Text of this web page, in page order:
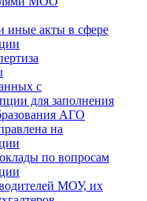
иные акты в сфере
с
для заполнения
АГО
на
по вопросам
МОУ, их